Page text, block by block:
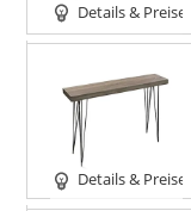
Details & Preise
Details & Preise